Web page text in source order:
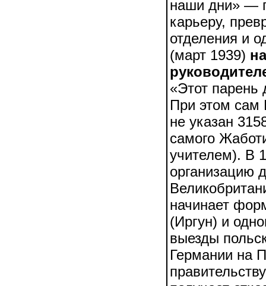
наши дни» —
карьеру,
отделения и
(март 1939)
«Этот
При этом сам
не указан
самого
учителем). В
организацию
начинает
(Иргун) и
выезды
Германии на